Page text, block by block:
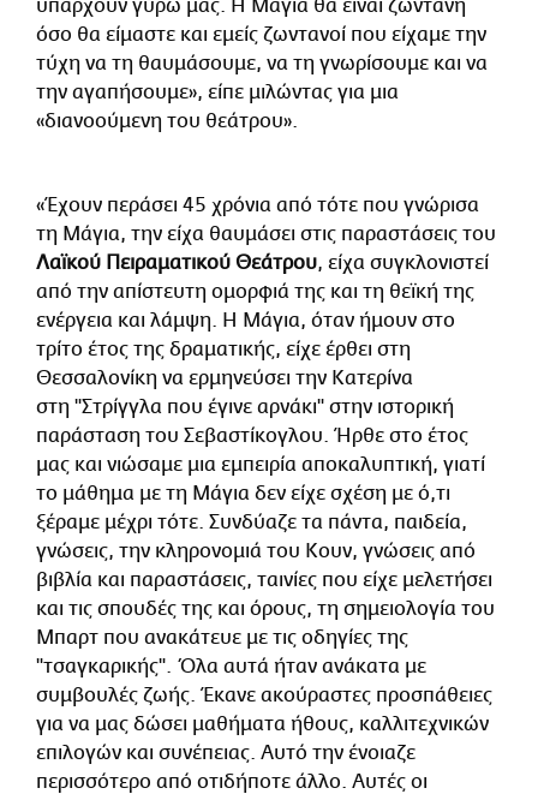
υπάρχουν γύρω μας. Η Μάγια θα είναι ζωντανή
όσο θα είμαστε και εμείς ζωντανοί που είχαμε την
τύχη να τη θαυμάσουμε, να τη γνωρίσουμε και να
την αγαπήσουμε», είπε μιλώντας για μια
«διανοούμενη του θεάτρου».
«Έχουν περάσει 45 χρόνια από τότε που γνώρισα
τη Μάγια, την είχα θαυμάσει στις παραστάσεις του
Λαϊκού Πειραματικού Θεάτρου, είχα συγκλονιστεί
από την απίστευτη ομορφιά της και τη θεϊκή της
ενέργεια και λάμψη. Η Μάγια, όταν ήμουν στο
τρίτο έτος της δραματικής, είχε έρθει στη
Θεσσαλονίκη να ερμηνεύσει την Κατερίνα
στη "Στρίγγλα που έγινε αρνάκι" στην ιστορική
παράσταση του Σεβαστίκογλου. Ήρθε στο έτος
μας και νιώσαμε μια εμπειρία αποκαλυπτική, γιατί
το μάθημα με τη Μάγια δεν είχε σχέση με ό,τι
ξέραμε μέχρι τότε. Συνδύαζε τα πάντα, παιδεία,
γνώσεις, την κληρονομιά του Κουν, γνώσεις από
βιβλία και παραστάσεις, ταινίες που είχε μελετήσει
και τις σπουδές της και όρους, τη σημειολογία του
Μπαρτ που ανακάτευε με τις οδηγίες της
"τσαγκαρικής". Όλα αυτά ήταν ανάκατα με
συμβουλές ζωής. Έκανε ακούραστες προσπάθειες
για να μας δώσει μαθήματα ήθους, καλλιτεχνικών
επιλογών και συνέπειας. Αυτό την ένοιαζε
περισσότερο από οτιδήποτε άλλο. Αυτές οι